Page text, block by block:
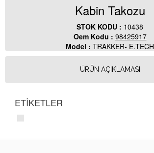
Kabin Takozu
STOK KODU : 10438
Oem Kodu : 98425917
Model : TRAKKER- E.TECH
ÜRÜN AÇIKLAMASI
ETİKETLER